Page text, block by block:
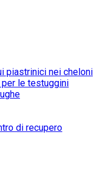
piastrinici nei cheloni
le testuggini
di recupero